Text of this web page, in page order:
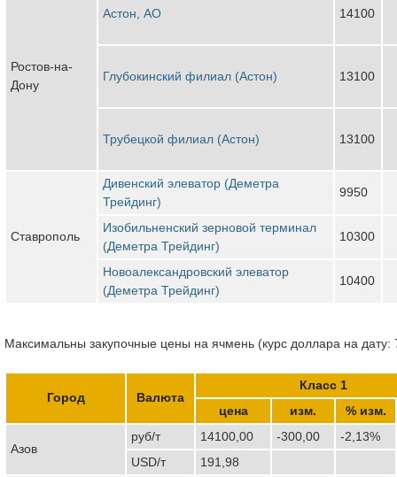
Ростов-на-
Дону
Астон, АО 14100
Глубокинский филиал (Астон) 13100
Трубецкой филиал (Астон) 13100
Ставрополь
Дивенский элеватор (Деметра
Трейдинг)
9950
Изобильненский зерновой терминал
(Деметра Трейдинг)
10300
Новоалександровский элеватор
(Деметра Трейдинг)
10400
Максимальны закупочные цены на ячмень (курс доллара на дату:
Город Валюта
Класс 1
цена
изм. % изм.
Азов
руб/т 14100,00 -300,00
-2,13%
USD/т
191,98